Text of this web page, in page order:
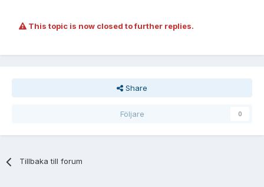
This topic is now closed to further replies.
Share
Följare 0
Tillbaka till forum